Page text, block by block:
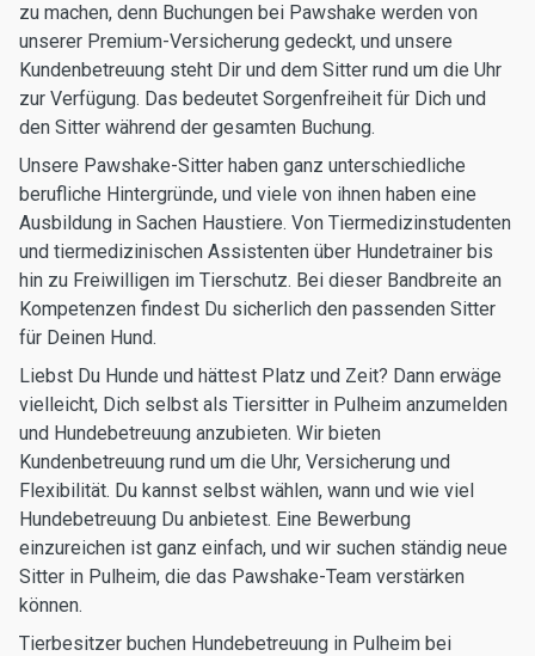
zu machen, denn Buchungen bei Pawshake werden von
unserer Premium-Versicherung gedeckt, und unsere
Kundenbetreuung steht Dir und dem Sitter rund um die Uhr
zur Verfügung. Das bedeutet Sorgenfreiheit für Dich und
den Sitter während der gesamten Buchung.
Unsere Pawshake-Sitter haben ganz unterschiedliche
berufliche Hintergründe, und viele von ihnen haben eine
Ausbildung in Sachen Haustiere. Von Tiermedizinstudenten
und tiermedizinischen Assistenten über Hundetrainer bis
hin zu Freiwilligen im Tierschutz. Bei dieser Bandbreite an
Kompetenzen findest Du sicherlich den passenden Sitter
für Deinen Hund.
Liebst Du Hunde und hättest Platz und Zeit? Dann erwäge
vielleicht, Dich selbst als Tiersitter in Pulheim anzumelden
und Hundebetreuung anzubieten. Wir bieten
Kundenbetreuung rund um die Uhr, Versicherung und
Flexibilität. Du kannst selbst wählen, wann und wie viel
Hundebetreuung Du anbietest. Eine Bewerbung
einzureichen ist ganz einfach, und wir suchen ständig neue
Sitter in Pulheim, die das Pawshake-Team verstärken
können.
Tierbesitzer buchen Hundebetreuung in Pulheim bei